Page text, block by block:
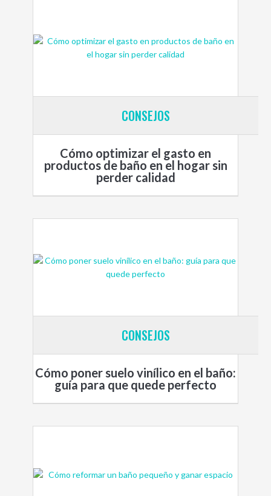
CONSEJOS
Cómo optimizar el gasto en
productos de baño en el hogar sin
perder calidad
CONSEJOS
Cómo poner suelo vinílico en el baño:
guía para que quede perfecto